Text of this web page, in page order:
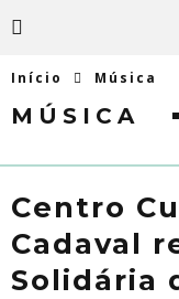
Início Música
MÚSICA
Centro
Cadaval
Solidária